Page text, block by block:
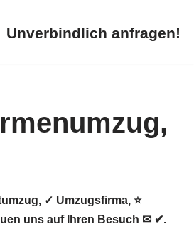
Unverbindlich anfragen!
✓ Umzugsfirma, ⭐
uns auf Ihren Besuch ✉ ✔.